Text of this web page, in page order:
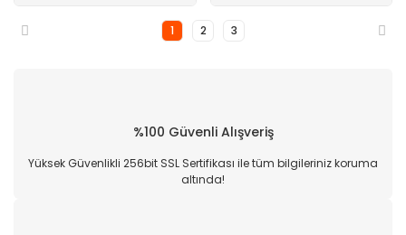
1 2 3
%100 Güvenli Alışveriş
Yüksek Güvenlikli 256bit SSL Sertifikası ile tüm bilgileriniz koruma
altında!